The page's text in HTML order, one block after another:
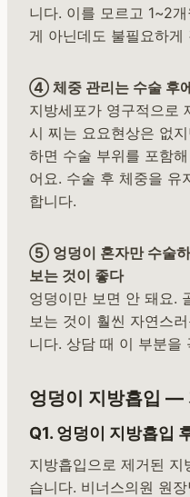
니다. 이를 모르고 1~2
게 아닌데도 불필요하게
④ 체중 관리는 수술 후
지방세포가 영구적으로
시 찌는 요요현상은 없
하면 수술 부위를 포함
어요. 수술 후 체중을 유
합니다.
⑤ 엉덩이 혼자만 수술
보는 것이 좋다
엉덩이만 보면 안 돼요.
보는 것이 훨씬 자연스
니다. 상담 때 이 부분을
엉덩이 지방흡입 —
Q1. 엉덩이 지방흡입
지방흡입으로 제거된
습니다. 비너스의원 원